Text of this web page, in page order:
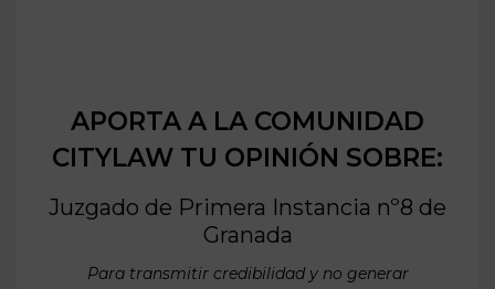
APORTA A LA COMUNIDAD
CITYLAW TU OPINIÓN SOBRE:
Juzgado de Primera Instancia nº8 de
Granada
Para transmitir credibilidad y no generar